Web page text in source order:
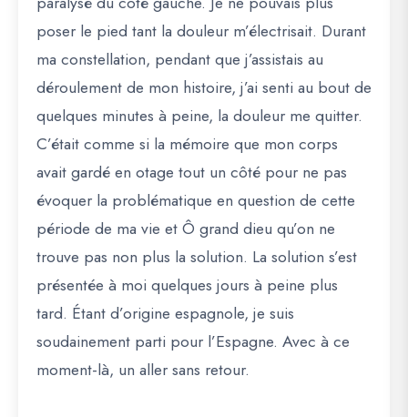
poser le pied tant la douleur m’électrisait. Durant
ma constellation, pendant que j’assistais au
déroulement de mon histoire, j’ai senti au bout de
quelques minutes à peine, la douleur me quitter.
C’était comme si la mémoire que mon corps
avait gardé en otage tout un côté pour ne pas
évoquer la problématique en question de cette
période de ma vie et Ô grand dieu qu’on ne
trouve pas non plus la solution. La solution s’est
présentée à moi quelques jours à peine plus
tard. Étant d’origine espagnole, je suis
soudainement parti pour l’Espagne. Avec à ce
moment-là, un aller sans retour.